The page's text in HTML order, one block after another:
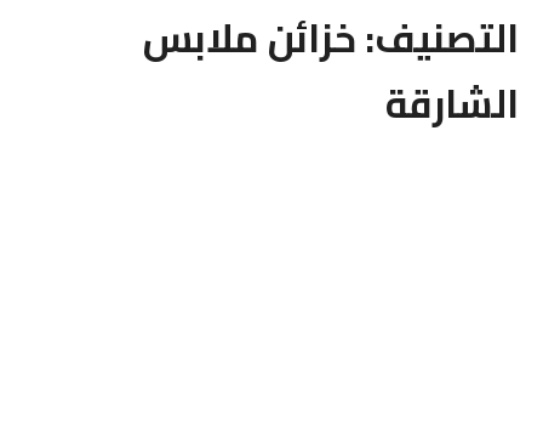
التصنيف:خزائن ملابس
الشارقة